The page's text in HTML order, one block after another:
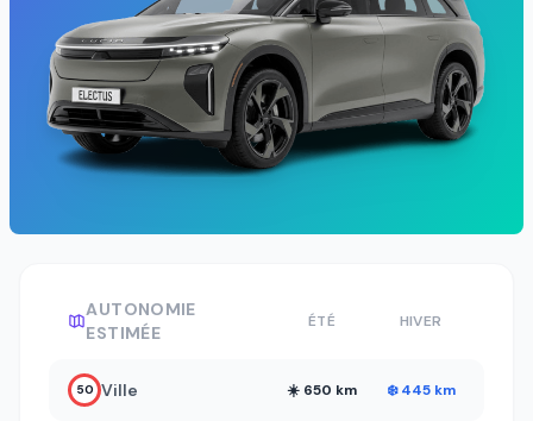
AUTONOMIE
ESTIMÉE
ÉTÉ HIVER
50 Ville ☀️ 650 km ❄️ 445 km